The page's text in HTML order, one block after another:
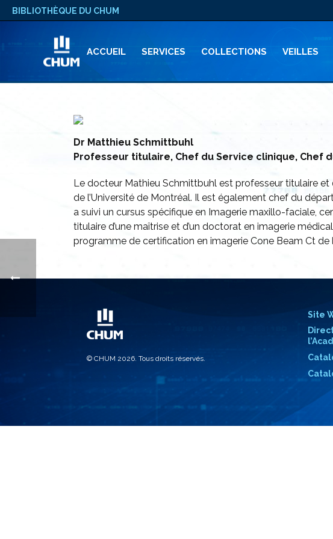
BIBLIOTHÈQUE DU CHUM
ACCUEIL SERVICES COLLECTIONS VEILLES
Dr Matthieu Schmittbuhl
Professeur titulaire, Chef du Service clinique, Chef
Le docteur Mathieu Schmittbuhl est professeur titulaire
de l’Université de Montréal. Il est également chef du
a suivi un cursus spécifique en Imagerie maxillo-faciale,
titulaire d’une maîtrise et d’un doctorat en imagerie
programme de certification en imagerie Cone Beam Ct de
© CHUM 2026. Tous droits réservés.
Site